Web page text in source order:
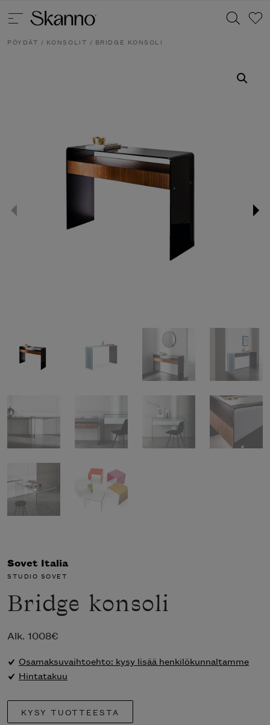
PÖYDÄT / KONSOLIT / BRIDGE KONSOLI
Sovet Italia
STUDIO SOVET
Bridge konsoli
Alk. 1008€
Osamaksuvaihtoehto: kysy lisää henkilökunnaltamme
Hintatakuu
KYSY TUOTTEESTA